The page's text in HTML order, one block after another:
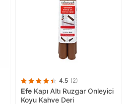
4.5 (2)
Efe Kapı Altı Ruzgar Onleyici
Koyu Kahve Deri